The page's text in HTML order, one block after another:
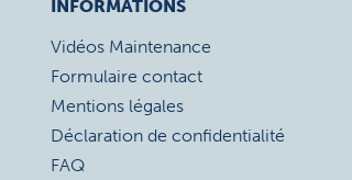
INFORMATIONS
Vidéos Maintenance
Formulaire contact
Mentions légales
Déclaration de confidentialité
FAQ